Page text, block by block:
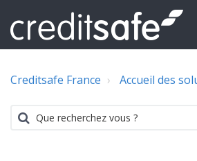
Creditsafe France Accueil des